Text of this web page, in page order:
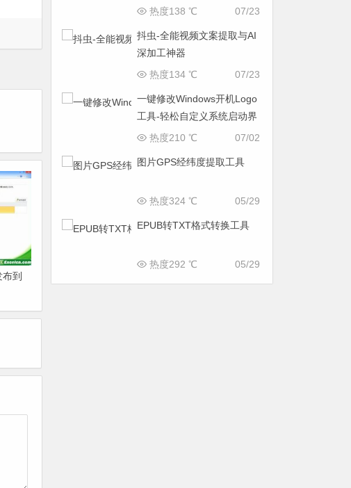
到
找出“吃掉”空间的罪魁祸首
07/23
热度138 ℃
抖虫-全能视频文案提取与AI
深加工神器
07/23
热度134 ℃
一键修改Windows开机Logo
工具-轻松自定义系统启动界
面
07/02
热度210 ℃
图片GPS经纬度提取工具
05/29
热度324 ℃
EPUB转TXT格式转换工具
05/29
热度292 ℃